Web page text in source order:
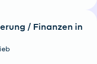
/ Finanzen in